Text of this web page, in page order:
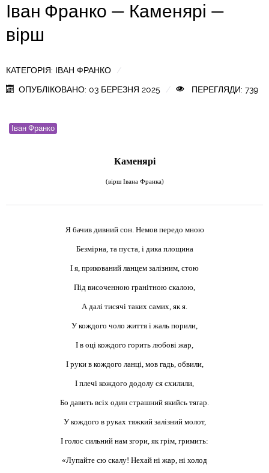
Іван Франко — Каменярі —
вірш
КАТЕГОРІЯ: ІВАН ФРАНКО
ОПУБЛІКОВАНО: 03 БЕРЕЗНЯ 2025
ПЕРЕГЛЯДИ: 739
Іван Франко
Каменярі
(вірш Івана Франка)
Я бачив дивний сон. Немов передо мною
Безмірна, та пуста, і дика площина
І я, прикований ланцем залізним, стою
Під височенною гранітною скалою,
А далі тисячі таких самих, як я.
У кождого чоло життя і жаль порили,
І в оці кождого горить любові жар,
І руки в кождого ланці, мов гадь, обвили,
І плечі кождого додолу ся схилили,
Бо давить всіх один страшний якийсь тягар.
У кождого в руках тяжкий залізний молот,
І голос сильний нам згори, як грім, гримить:
«Лупайте сю скалу! Нехай ні жар, ні холод